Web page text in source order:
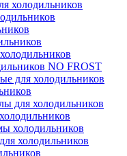
холодильников
NO FROST
для холодильников
для холодильников
холодильников
холодильников